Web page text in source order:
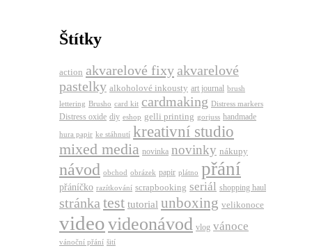
Štítky
action akvarelové fixyakvarelové
pastelky alkoholové inkousty art journal brush
lettering Brusho card kit cardmaking Distress markers
Distress oxide diy eshop gelli printing gorjuss handmade
hura papir ke stáhnutí kreativní studio
mixed media novinka novinky nákupy
návod obchod obrázek papir plátno přání
přáníčko razítkování scrapbooking seriál shopping haul
stránka test tutorial unboxing velikonoce
videovideonávod vlog vánoce
vánoční přání šití